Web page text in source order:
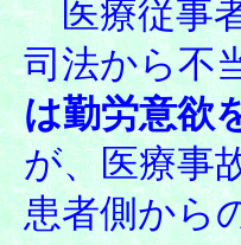
医療従事者
司法から不
は勤労意欲
が、医療事
患者側から